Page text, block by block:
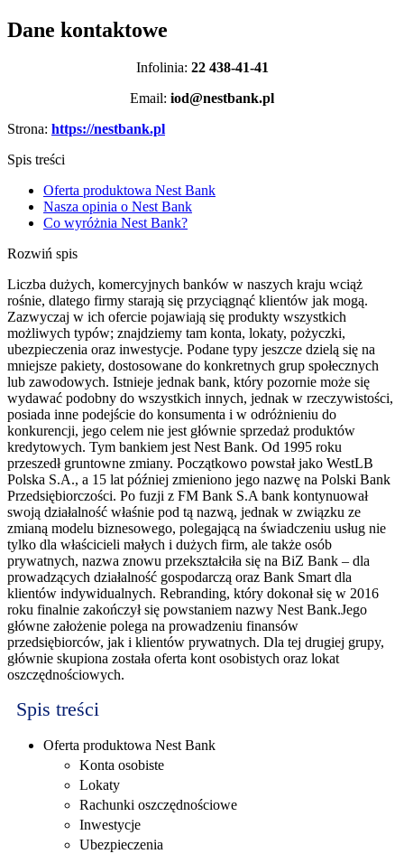
Dane kontaktowe
Infolinia: 22 438-41-41
Email: iod@nestbank.pl
Strona: https://nestbank.pl
Spis treści
Oferta produktowa Nest Bank
Nasza opinia o Nest Bank
Co wyróżnia Nest Bank?
Rozwiń spis
Liczba dużych, komercyjnych banków w naszych kraju wciąż
rośnie, dlatego firmy starają się przyciągnąć klientów jak mogą.
Zazwyczaj w ich ofercie pojawiają się produkty wszystkich
możliwych typów; znajdziemy tam konta, lokaty, pożyczki,
ubezpieczenia oraz inwestycje. Podane typy jeszcze dzielą się na
mniejsze pakiety, dostosowane do konkretnych grup społecznych
lub zawodowych. Istnieje jednak bank, który pozornie może się
wydawać podobny do wszystkich innych, jednak w rzeczywistości,
posiada inne podejście do konsumenta i w odróżnieniu do
konkurencji, jego celem nie jest głównie sprzedaż produktów
kredytowych. Tym bankiem jest Nest Bank. Od 1995 roku
przeszedł gruntowne zmiany. Początkowo powstał jako WestLB
Polska S.A., a 15 lat później zmieniono jego nazwę na Polski Bank
Przedsiębiorczości. Po fuzji z FM Bank S.A bank kontynuował
swoją działalność właśnie pod tą nazwą, jednak w związku ze
zmianą modelu biznesowego, polegającą na świadczeniu usług nie
tylko dla właścicieli małych i dużych firm, ale także osób
prywatnych, nazwa znowu przekształciła się na BiZ Bank – dla
prowadzących działalność gospodarczą oraz Bank Smart dla
klientów indywidualnych. Rebranding, który dokonał się w 2016
roku finalnie zakończył się powstaniem nazwy Nest Bank.Jego
główne założenie polega na prowadzeniu finansów
przedsiębiorców, jak i klientów prywatnych. Dla tej drugiej grupy,
głównie skupiona została oferta kont osobistych oraz lokat
oszczędnościowych.
Spis treści
Oferta produktowa Nest Bank
Konta osobiste
Lokaty
Rachunki oszczędnościowe
Inwestycje
Ubezpieczenia